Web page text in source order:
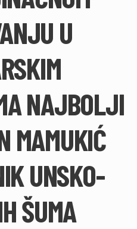
U
NAJBOLJI
MAMUKIĆ
UNSKO-
ŠUMA